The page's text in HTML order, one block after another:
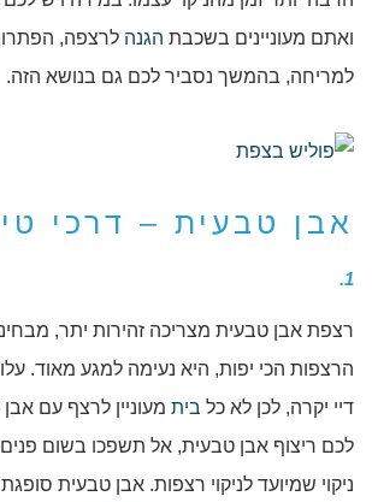
ואתם מעוניינים בשכבת הגנה לרצפה,
למריחה, בהמשך נסביר לכם גם בנושא הזה.
אבן טבעית – דרכי
1.
רצפת אבן טבעית מצריכה זהירות יתר,
הרצפות הכי יפות, היא נעימה למגע מאוד.
דיי יקרה, לכן לא כל בית מעוניין לרצף עם
לכם ריצוף אבן טבעית, אל תשפכו בשום פנים
ניקוי שמיועד לניקוי רצפות. אבן טבעית סופגת